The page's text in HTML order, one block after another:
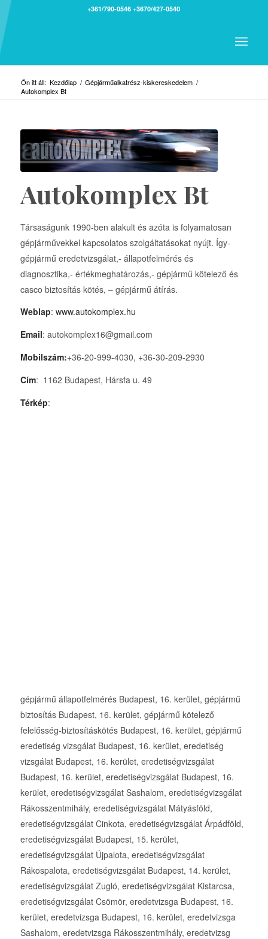
+361/790-0546 +3670/427-0540
Ön itt áll: Kezdőlap / Gépjárműalkatrész-kiskereskedelem /
Autokomplex Bt
Autokomplex Bt
Társaságunk 1990-ben alakult és azóta is folyamatosan
gépjárművekkel kapcsolatos szolgáltatásokat nyújt. Így-
gépjármű eredetvizsgálat,- állapotfelmérés és
diagnosztika,- értékmeghatározás,- gépjármű kötelező és
casco biztosítás kötés, – gépjármű átírás.
Weblap: www.autokomplex.hu
Email: autokomplex16@gmail.com
Mobilszám:+36-20-999-4030, +36-30-209-2930
Cím: 1162 Budapest, Hársfa u. 49
Térkép:
gépjármű állapotfelmérés Budapest, 16. kerület, gépjármű
biztosítás Budapest, 16. kerület, gépjármű kötelező
felelősség-biztosításkötés Budapest, 16. kerület, gépjármű
eredetiség vizsgálat Budapest, 16. kerület, eredetiség
vizsgálat Budapest, 16. kerület, eredetiségvizsgálat
Budapest, 16. kerület, eredetiségvizsgálat Budapest, 16.
kerület, eredetiségvizsgálat Sashalom, eredetiségvizsgálat
Rákosszentmihály, eredetiségvizsgálat Mátyásföld,
eredetiségvizsgálat Cinkota, eredetiségvizsgálat Árpádföld,
eredetiségvizsgálat Budapest, 15. kerület,
eredetiségvizsgálat Újpalota, eredetiségvizsgálat
Rákospalota, eredetiségvizsgálat Budapest, 14. kerület,
eredetiségvizsgálat Zugló, eredetiségvizsgálat Kistarcsa,
eredetiségvizsgálat Csömör, eredetvizsga Budapest, 16.
kerület, eredetvizsga Budapest, 16. kerület, eredetvizsga
Sashalom, eredetvizsga Rákosszentmihály, eredetvizsg